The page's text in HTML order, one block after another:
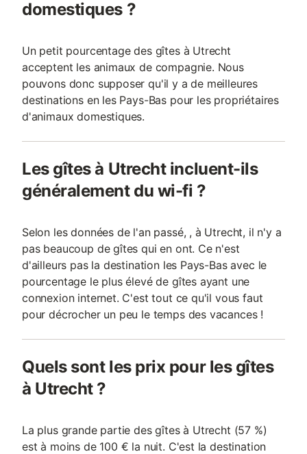
domestiques ?
Un petit pourcentage des gîtes à Utrecht
acceptent les animaux de compagnie. Nous
pouvons donc supposer qu'il y a de meilleures
destinations en les Pays-Bas pour les propriétaires
d'animaux domestiques.
Les gîtes à Utrecht incluent-ils
généralement du wi-fi ?
Selon les données de l'an passé, , à Utrecht, il n'y a
pas beaucoup de gîtes qui en ont. Ce n'est
d'ailleurs pas la destination les Pays-Bas avec le
pourcentage le plus élevé de gîtes ayant une
connexion internet. C'est tout ce qu'il vous faut
pour décrocher un peu le temps des vacances !
Quels sont les prix pour les gîtes
à Utrecht ?
La plus grande partie des gîtes à Utrecht (57 %)
est à moins de 100 € la nuit. C'est la destination